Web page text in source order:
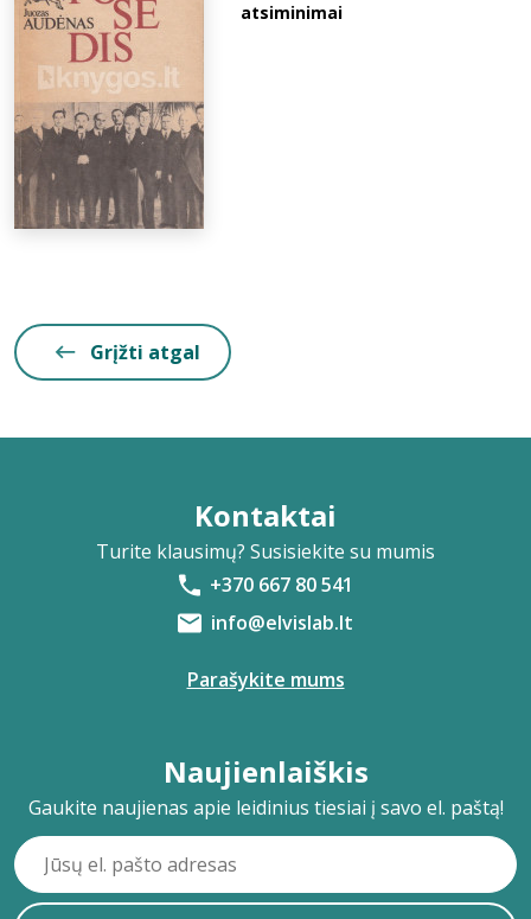
atsiminimai
Grįžti atgal
Kontaktai
Turite klausimų? Susisiekite su mumis
+370 667 80 541
info@elvislab.lt
Parašykite mums
Naujienlaiškis
Gaukite naujienas apie leidinius tiesiai į savo el. paštą!